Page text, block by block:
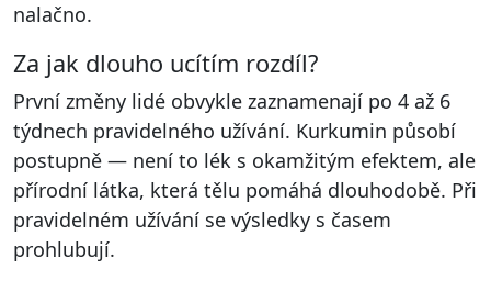
nalačno.
Za jak dlouho ucítím rozdíl?
První změny lidé obvykle zaznamenají po 4 až 6
týdnech pravidelného užívání. Kurkumin působí
postupně — není to lék s okamžitým efektem, ale
přírodní látka, která tělu pomáhá dlouhodobě. Při
pravidelném užívání se výsledky s časem
prohlubují.